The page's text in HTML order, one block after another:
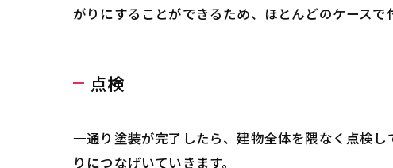
がりにすることができるため、ほとんどのケースで
点検
一通り塗装が完了したら、建物全体を隈なく点検
りにつなげいていきます。